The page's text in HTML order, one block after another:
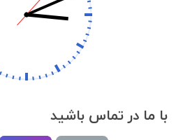
با ما در تماس باشید